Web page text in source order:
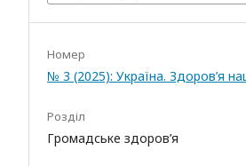
Номер
№ 3 (2025): Україна. Здоров’я
Розділ
Громадське здоров’я